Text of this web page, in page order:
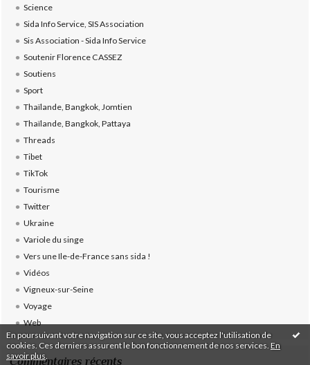
En poursuivant votre navigation sur ce site, vous acceptez l'utilisation de
cookies. Ces derniers assurent le bon fonctionnement de nos services. En
savoir plus
Science
Sida Info Service, SIS Association
Sis Association - Sida Info Service
Soutenir Florence CASSEZ
Soutiens
Sport
Thaïlande, Bangkok, Jomtien
Thaïlande, Bangkok, Pattaya
Threads
Tibet
TikTok
Tourisme
Twitter
Ukraine
Variole du singe
Vers une Ile-de-France sans sida !
Vidéos
Vigneux-sur-Seine
Voyage
Web
Commentaires récents